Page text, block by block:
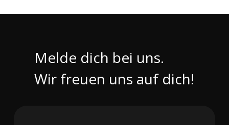
Melde dich bei uns.
Wir freuen uns auf dich!